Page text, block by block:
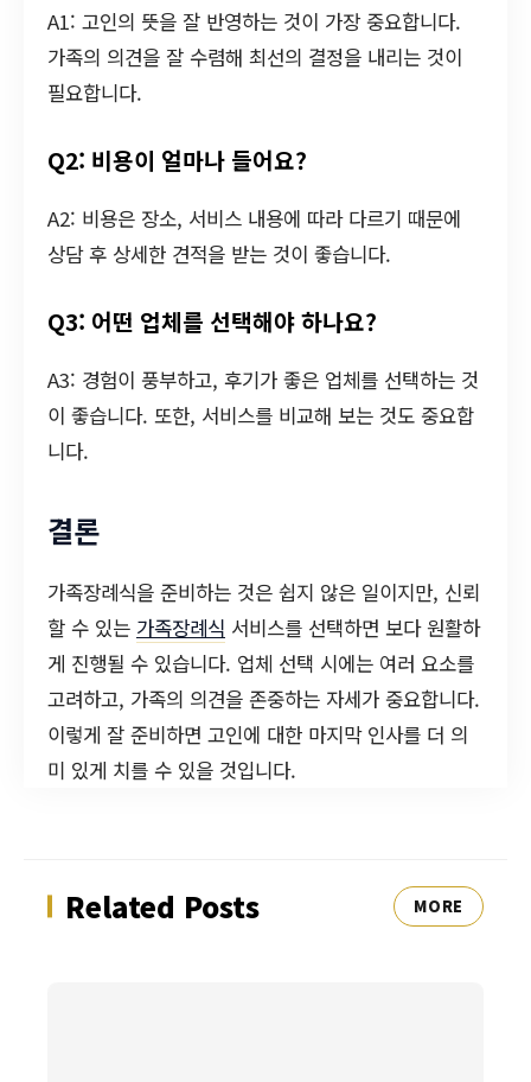
A1: 고인의 뜻을 잘 반영하는 것이 가장 중요합니다.
가족의 의견을 잘 수렴해 최선의 결정을 내리는 것이
필요합니다.
Q2: 비용이 얼마나 들어요?
A2: 비용은 장소, 서비스 내용에 따라 다르기 때문에
상담 후 상세한 견적을 받는 것이 좋습니다.
Q3: 어떤 업체를 선택해야 하나요?
A3: 경험이 풍부하고, 후기가 좋은 업체를 선택하는 것
이 좋습니다. 또한, 서비스를 비교해 보는 것도 중요합
니다.
결론
가족장례식을 준비하는 것은 쉽지 않은 일이지만, 신뢰
할 수 있는 가족장례식 서비스를 선택하면 보다 원활하
게 진행될 수 있습니다. 업체 선택 시에는 여러 요소를
고려하고, 가족의 의견을 존중하는 자세가 중요합니다.
이렇게 잘 준비하면 고인에 대한 마지막 인사를 더 의
미 있게 치를 수 있을 것입니다.
Related Posts MORE